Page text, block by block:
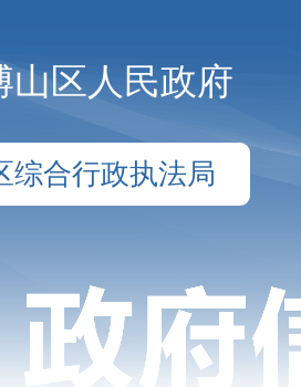
山区人民政府
综合行政执法局